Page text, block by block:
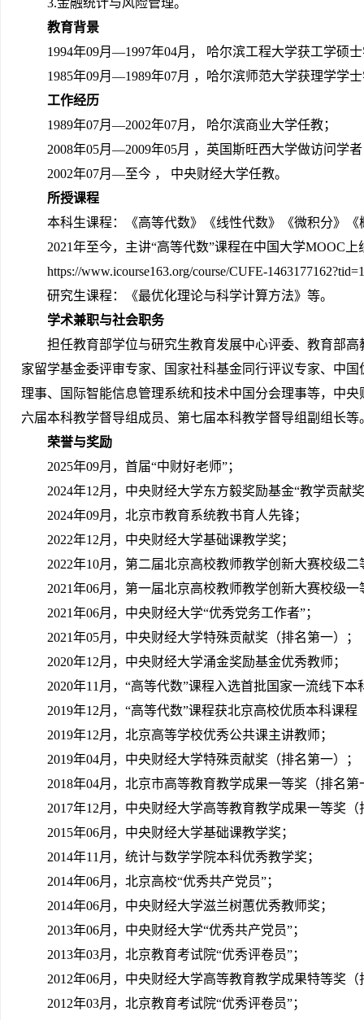
3.金融统计与风险管理。
教育背景
1994年09月—1997年04月， 哈尔滨工程大学获工学硕士
1985年09月—1989年07月 ，哈尔滨师范大学获理学学士
工作经历
1989年07月—2002年07月， 哈尔滨商业大学任教；
2008年05月—2009年05月 ，英国斯旺西大学做访问学者
2002年07月 —至今 ， 中央财经大学任教。
所授课程
本科生课程：《高等代数》《线性代数》《微积分》
2021年至今，主讲“高等代数”课程在中国大学MOOC
https://www.icourse163.org/course/CUFE-
研究生课程：《最优化理论与科学计算方法》等。
学术兼职与社会职务
担任教育部学位与研究生教育发展中心评委、教育部
家留学基金委评审专家、国家社科基金同行评议专家、中
理事、国际智能信息管理系统和技术中国分会理事等，中
六届本科教学督导组成员、第七届本科教学督导组副组长等
荣誉与奖励
2025年09月，首届“中财好老师”；
2024年12月，中央财经大学东方毅奖励基金“教学贡献奖
2024年09月，北京市教育系统教书育人先锋；
2022年12月，中央财经大学基础课教学奖；
2022年10月，第二届北京高校教师教学创新大赛校级二
2021年06月，第一届北京高校教师教学创新大赛校级一
2021年06月，中央财经大学“优秀党务工作者”；
2021年05月，中央财经大学特殊贡献奖（排名第一）；
2020年12月，中央财经大学涌金奖励基金优秀教师；
2020年11月，“高等代数”课程入选首批国家一流线下本
2019年12月，“高等代数”课程获北京高校优质本科课程
2019年12月，北京高等学校优秀公共课主讲教师；
2019年04月，中央财经大学特殊贡献奖（排名第一）；
2018年04月，北京市高等教育教学成果一等奖（排名第
2017年12月，中央财经大学高等教育教学成果一等奖（
2015年06月，中央财经大学基础课教学奖；
2014年11月，统计与数学学院本科优秀教学奖；
2014年06月，北京高校“优秀共产党员”；
2014年06月，中央财经大学滋兰树蕙优秀教师奖；
2013年06月，中央财经大学“优秀共产党员”；
2013年03月，北京教育考试院“优秀评卷员”；
2012年06月，中央财经大学高等教育教学成果特等奖（
2012年03月，北京教育考试院“优秀评卷员”；